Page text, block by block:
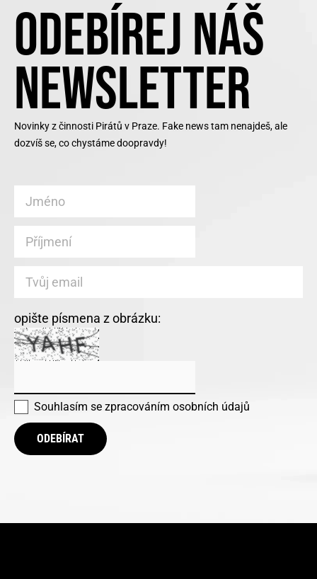
ODEBÍREJ NÁŠ
NEWSLETTER
Novinky z činnosti Pirátů v Praze. Fake news tam nenajdeš, ale
dozvíš se, co chystáme doopravdy!
opište písmena z obrázku:
Souhlasím se zpracováním osobních údajů
ODEBÍRAT